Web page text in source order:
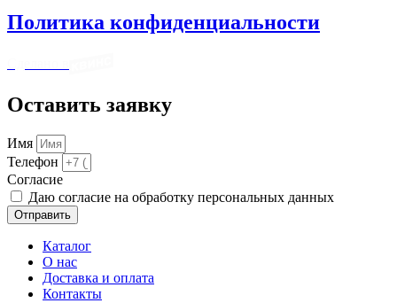
Политика конфиденциальности
Оставить заявку
Имя
Телефон
Cогласие
Даю согласие на обработку персональных данных
Отправить
Каталог
О нас
Доставка и оплата
Контакты